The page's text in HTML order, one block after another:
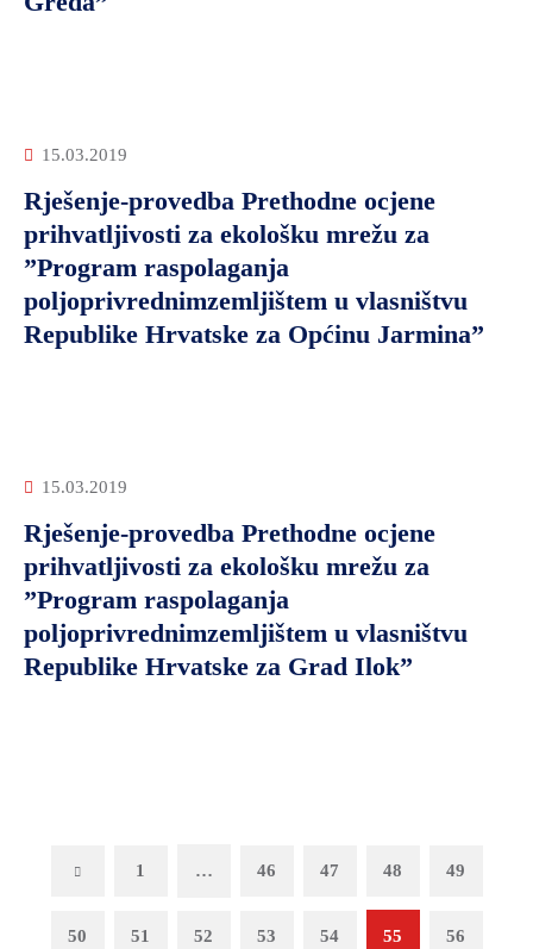
15.03.2019
Rješenje-provedba Prethodne ocjene
prihvatljivosti za ekološku mrežu za
”Program raspolaganja
poljoprivrednimzemljištem u vlasništvu
Republike Hrvatske za Općinu Jarmina”
15.03.2019
Rješenje-provedba Prethodne ocjene
prihvatljivosti za ekološku mrežu za
”Program raspolaganja
poljoprivrednimzemljištem u vlasništvu
Republike Hrvatske za Grad Ilok”
Previous1 … 46 47 48 49
50 51 52 53 54 55 56